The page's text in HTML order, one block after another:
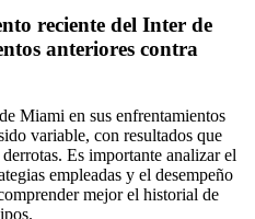
reciente del Inter de
anteriores contra
Miami en sus enfrentamientos
variable, con resultados que
Es importante analizar el
empleadas y el desempeño
mejor el historial de